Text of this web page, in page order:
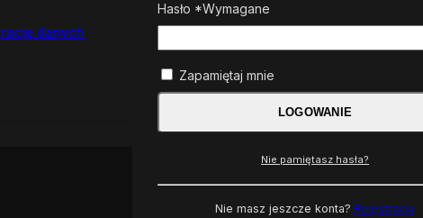
danych
Hasło *Wymagane
Zapamiętaj mnie
LOGOWANIE
Nie pamiętasz hasła?
Nie masz jeszcze konta? Rejestracja